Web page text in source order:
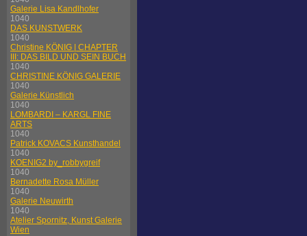
Galerie Lisa Kandlhofer
1040
DAS KUNSTWERK
1040
Christine KÖNIG | CHAPTER
III: DAS BILD UND SEIN BUCH
1040
CHRISTINE KÖNIG GALERIE
1040
Galerie Künstlich
1040
LOMBARDI – KARGL FINE
ARTS
1040
Patrick KOVACS Kunsthandel
1040
KOENIG2 by_robbygreif
1040
Bernadette Rosa Müller
1040
Galerie Neuwirth
1040
Atelier Spornitz, Kunst Galerie
Wien